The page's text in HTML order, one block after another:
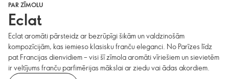
PAR ZĪMOLU
Eclat
Eclat aromāti pārsteidz ar bezrūpīgi šikām un valdzinošām
kompozīcijām, kas iemieso klasisku franču eleganci. No Parīzes līdz
pat Francijas dienvidiem – visi šī zīmola aromāti vīriešiem un sievietēm
ir veltījums franču parfimērijas mākslai ar ziedu vai ādas akordiem.